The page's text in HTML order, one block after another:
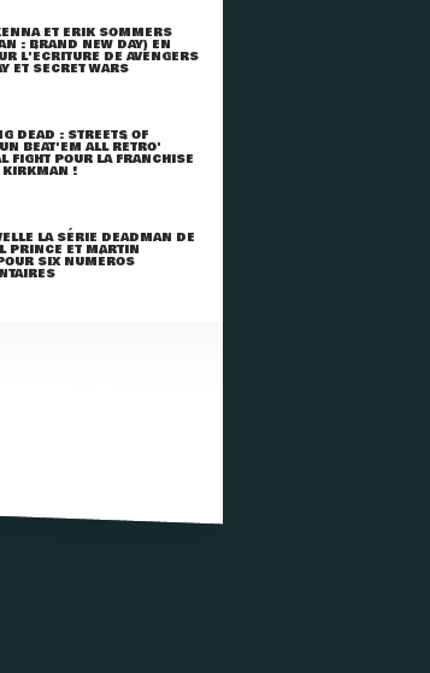
ET ERIK SOMMERS
: BRAND NEW DAY) EN
L'ÉCRITURE DE AVENGERS
ET SECRET WARS
DEAD : STREETS OF
BEAT'EM ALL RÉTRO'
FIGHT POUR LA FRANCHISE
KIRKMAN !
LA SÉRIE DEADMAN DE
PRINCE ET MARTIN
SIX NUMÉROS